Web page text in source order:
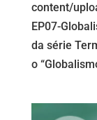
content/
EP07-
da série
o